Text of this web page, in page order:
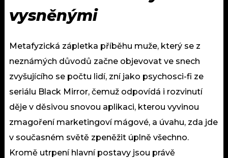
vysněnými
Metafyzická zápletka příběhu muže, který se z
neznámých důvodů začne objevovat ve snech
zvyšujícího se počtu lidí, zní jako psychosci-fi ze
seriálu Black Mirror, čemuž odpovídá i rozvinutí
děje v děsivou snovou aplikaci, kterou vyvinou
zmagoření marketingoví mágové, a úvahu, zda jde
v současném světě zpeněžit úplně všechno.
Kromě utrpení hlavní postavy jsou právě